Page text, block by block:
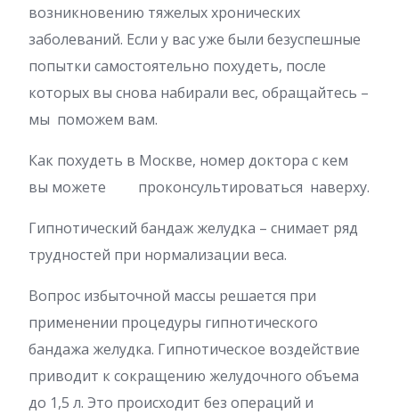
возникновению тяжелых хронических
заболеваний. Если у вас уже были безуспешные
попытки самостоятельно похудеть, после
которых вы снова набирали вес, обращайтесь –
мы поможем вам.
Как похудеть в Москве, номер доктора с кем
вы можете проконсультироваться наверху.
Гипнотический бандаж желудка – снимает ряд
трудностей при нормализации веса.
Вопрос избыточной массы решается при
применении процедуры гипнотического
бандажа желудка. Гипнотическое воздействие
приводит к сокращению желудочного объема
до 1,5 л. Это происходит без операций и